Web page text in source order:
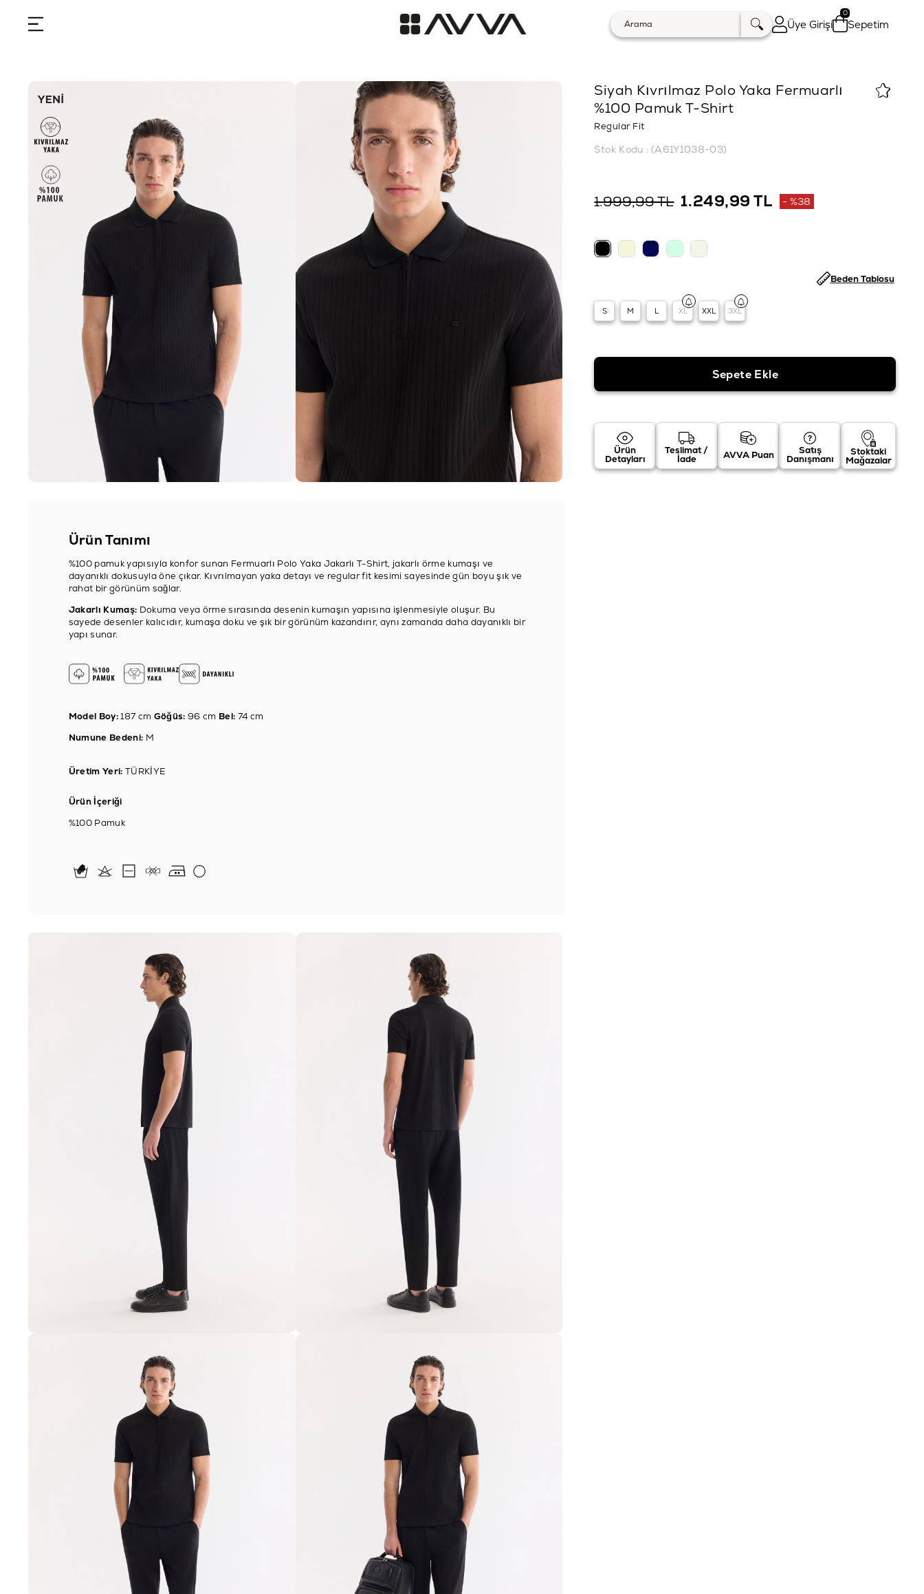
Üye Girişi Sepetim
0
Ürün Tanımı
%100 pamuk yapısıyla konfor sunan Fermuarlı Polo Yaka Jakarlı T-Shirt, jakarlı örme kumaşı ve
dayanıklı dokusuyla öne çıkar. Kıvrılmayan yaka detayı ve regular fit kesimi sayesinde gün boyu şık ve
rahat bir görünüm sağlar.
Jakarlı Kumaş: Dokuma veya örme sırasında desenin kumaşın yapısına işlenmesiyle oluşur. Bu
sayede desenler kalıcıdır, kumaşa doku ve şık bir görünüm kazandırır, aynı zamanda daha dayanıklı bir
yapı sunar.
Model Boy:187 cm Göğüs: 96 cm Bel: 74 cm
Numune Bedeni: M
Üretim Yeri: TÜRKİYE
Ürün İçeriği
%100 Pamuk
Siyah Kıvrılmaz Polo Yaka Fermuarlı
%100 Pamuk T-Shirt
Regular Fit
Stok Kodu (A61Y1038-03)
1.999,99 TL 1.249,99 TL %38
S M L XL XXL 3XL
Beden Tablosu
Ürün
Detayları
Teslimat /
İade AVVA Puan Satış
Danışmanı
Stoktaki
Mağazalar